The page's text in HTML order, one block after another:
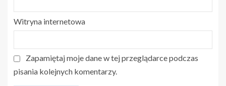
Witryna internetowa
Zapamiętaj moje dane w tej przeglądarce podczas
pisania kolejnych komentarzy.